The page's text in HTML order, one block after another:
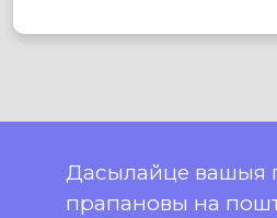
Дасылайце вашыя
прапановы на